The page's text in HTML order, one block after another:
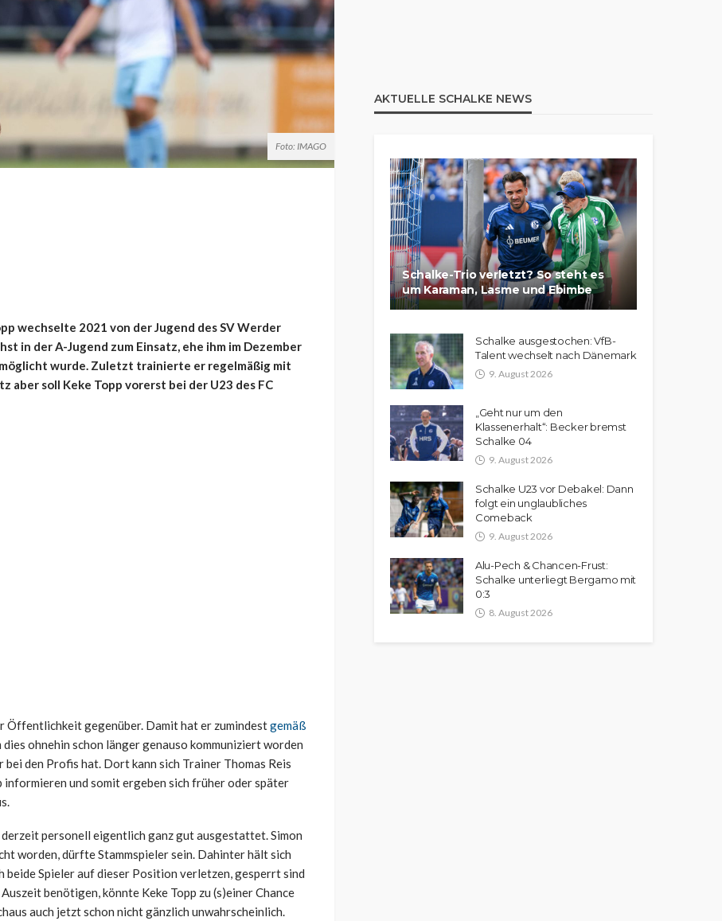
Foto: IMAGO
wechselte 2021 von der Jugend des SV Werder
in der A-Jugend zum Einsatz, ehe ihm im Dezember
wurde. Zuletzt trainierte er regelmäßig mit
aber soll Keke Topp vorerst bei der U23 des FC
Öffentlichkeit gegenüber. Damit hat er zumindestgemäß
dies ohnehin schon länger genauso kommuniziert worden
den Profis hat. Dort kann sich Trainer Thomas Reis
und somit ergeben sich früher oder später
personell eigentlich ganz gut ausgestattet. Simon
worden, dürfte Stammspieler sein. Dahinter hält sich
beide Spieler auf dieser Position verletzen, gesperrt sind
benötigen, könnte Keke Topp zu (s)einer Chance
auch jetzt schon nicht gänzlich unwahrscheinlich.
AKTUELLE SCHALKE NEWS
Schalke-Trio verletzt? So steht es
um Karaman, Lasme und Ebimbe
Schalke ausgestochen: VfB-
Talent wechselt nach Dänemark
9. August 2026
„Geht nur um den
Klassenerhalt“: Becker bremst
Schalke 04
9. August 2026
Schalke U23 vor Debakel: Dann
folgt ein unglaubliches
Comeback
9. August 2026
Alu-Pech & Chancen-Frust:
Schalke unterliegt Bergamo mit
0:3
8. August 2026